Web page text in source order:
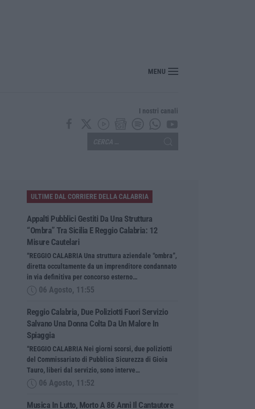
Musica in lutto, morto a 86 anni il cantautore Francesco Guccini
MENU
I nostri canali
ULTIME DAL CORRIERE DELLA CALABRIA
Appalti Pubblici Gestiti Da Una Struttura
“ombra” Tra Sicilia E Reggio Calabria: 12
Misure Cautelari
“REGGIO CALABRIA Una struttura aziendale “ombra”,
diretta occultamente da un imprenditore condannato
in via definitiva per concorso esterno…
06 Agosto, 11:55
Reggio Calabria, Due Poliziotti Fuori Servizio
Salvano Una Donna Colta Da Un Malore In
Spiaggia
“REGGIO CALABRIA Nei giorni scorsi, due poliziotti
del Commissariato di Pubblica Sicurezza di Gioia
Tauro, liberi dal servizio, sono interve…
06 Agosto, 11:52
Musica In Lutto, Morto A 86 Anni Il Cantautore